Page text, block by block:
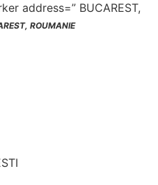
address=” BUCAREST,
ROUMANIE